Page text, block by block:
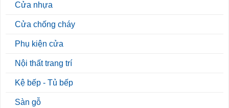
Cửa nhựa
Cửa chống cháy
Phụ kiện cửa
Nội thất trang trí
Kệ bếp - Tủ bếp
Sàn gỗ